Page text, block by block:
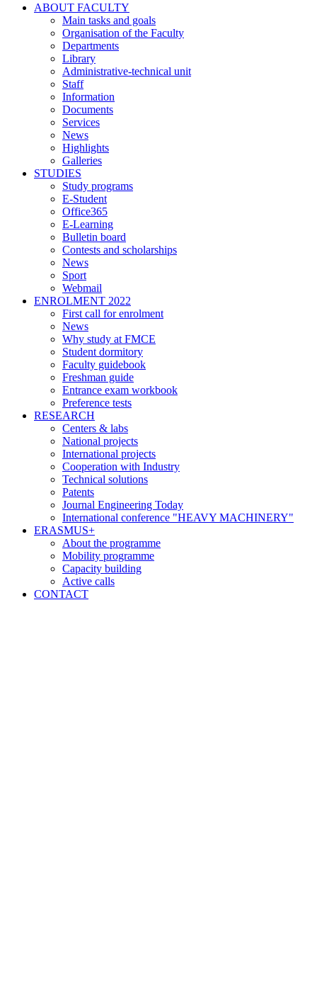
ABOUT FACULTY
Main tasks and goals
Organisation of the Faculty
Departments
Library
Administrative-technical unit
Staff
Information
Documents
Services
News
Highlights
Galleries
STUDIES
Study programs
E-Student
Office365
E-Learning
Bulletin board
Contests and scholarships
News
Sport
Webmail
ENROLMENT 2022
First call for enrolment
News
Why study at FMCE
Student dormitory
Faculty guidebook
Freshman guide
Entrance exam workbook
Preference tests
RESEARCH
Centers & labs
National projects
International projects
Cooperation with Industry
Technical solutions
Patents
Journal Engineering Today
International conference "HEAVY MACHINERY"
ERASMUS+
About the programme
Mobility programme
Capacity building
Active calls
CONTACT